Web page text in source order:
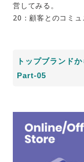
営してみる。
20：顧客とのコミ
トップブランド
Part-05